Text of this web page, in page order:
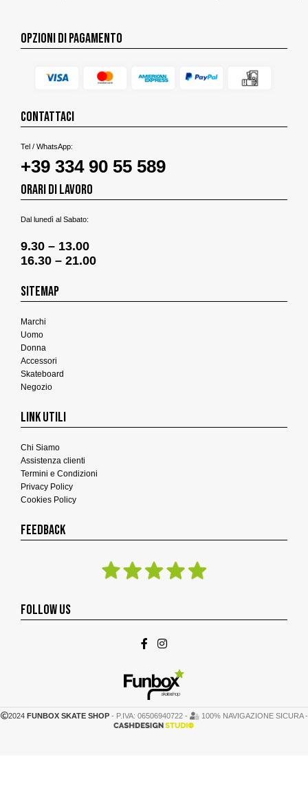
OPZIONI DI PAGAMENTO
CONTATTACI
Tel / WhatsApp:
+39 334 90 55 589
ORARI DI LAVORO
Dal lunedì al Sabato:
9.30 – 13.00
16.30 – 21.00
SITEMAP
Marchi
Uomo
Donna
Accessori
Skateboard
Negozio
LINK UTILI
Chi Siamo
Assistenza clienti
Termini e Condizioni
Privacy Policy
Cookies Policy
FEEDBACK
FOLLOW US
2024 FUNBOX SKATE SHOP- P.IVA: 06506940722 - 100% NAVIGAZIONE SICURA -